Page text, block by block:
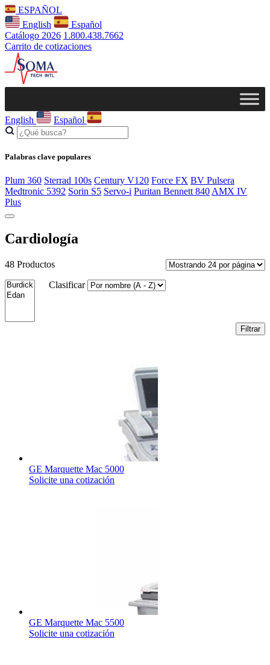
ESPAÑOL
English
Español
Catálogo 2026 1.800.438.7662
Carrito de cotizaciones
English Español
Palabras clave populares
Plum 360 Sterrad 100s Century V120 Force FX BV Pulsera
Medtronic 5392 Sorin S5 Servo-i Puritan Bennett 840 AMX IV
Plus
Cardiología
48 Productos
Clasificar
GE Marquette Mac 5000
Solicite una cotización
GE Marquette Mac 5500
Solicite una cotización